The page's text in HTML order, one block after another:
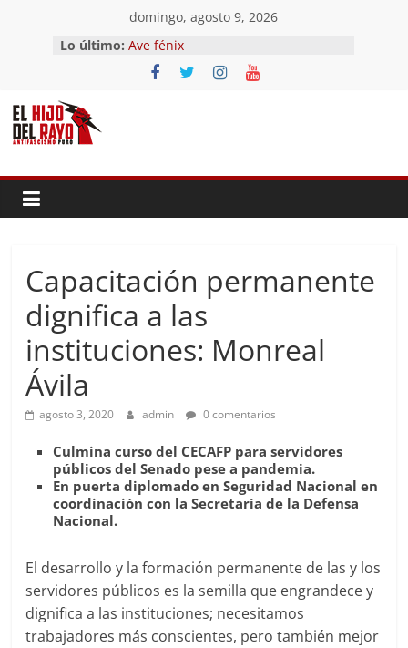
contenido
domingo, agosto 9, 2026
Lo último:
El segundo (Del II Tomo del
Pandemonium)
Ave fénix
¿Dios no existe?
Capacitación permanente
dignifica a las
instituciones: Monreal
Ávila
agosto 3, 2020 admin 0 comentarios
Culmina curso del CECAFP para servidores
públicos del Senado pese a pandemia.
En puerta diplomado en Seguridad Nacional en
coordinación con la Secretaría de la Defensa
Nacional.
El desarrollo y la formación permanente de las y los
servidores públicos es la semilla que engrandece y
dignifica a las instituciones; necesitamos
trabajadores más conscientes, pero también mejor